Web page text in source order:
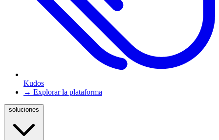
Kudos
→ Explorar la plataforma